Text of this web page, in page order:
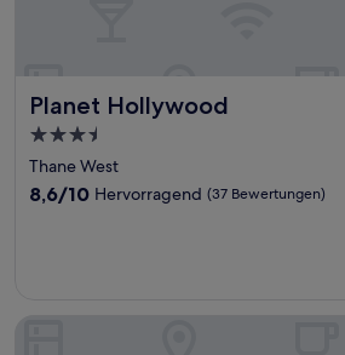
Planet Hollywood
Planet Hollywood
3.5-
Sterne-
Unterkunft
Thane West
8.6
8,6/10 Hervorragend (37 Bewertungen)